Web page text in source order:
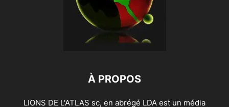
À PROPOS
LIONS DE L'ATLAS sc, en abrégé LDA est un média